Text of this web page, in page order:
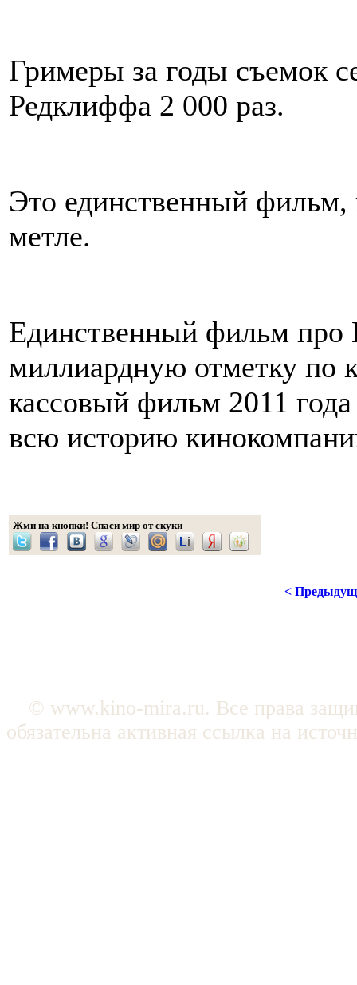
Гримеры за годы съемок
Редклиффа 2 000 раз.
Это единственный фильм,
метле.
Единственный фильм про
миллиардную отметку по
кассовый фильм 2011
всю историю
Жми на кнопки! Спаси мир от скуки
<
© www.kino-mira.ru. Все права
обязательна активная ссылка на